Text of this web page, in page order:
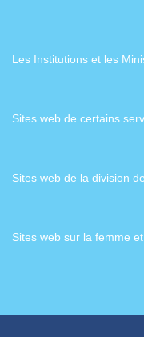
Les Institutions et les
Sites web de certains
Sites web de la division
Sites web sur la femme